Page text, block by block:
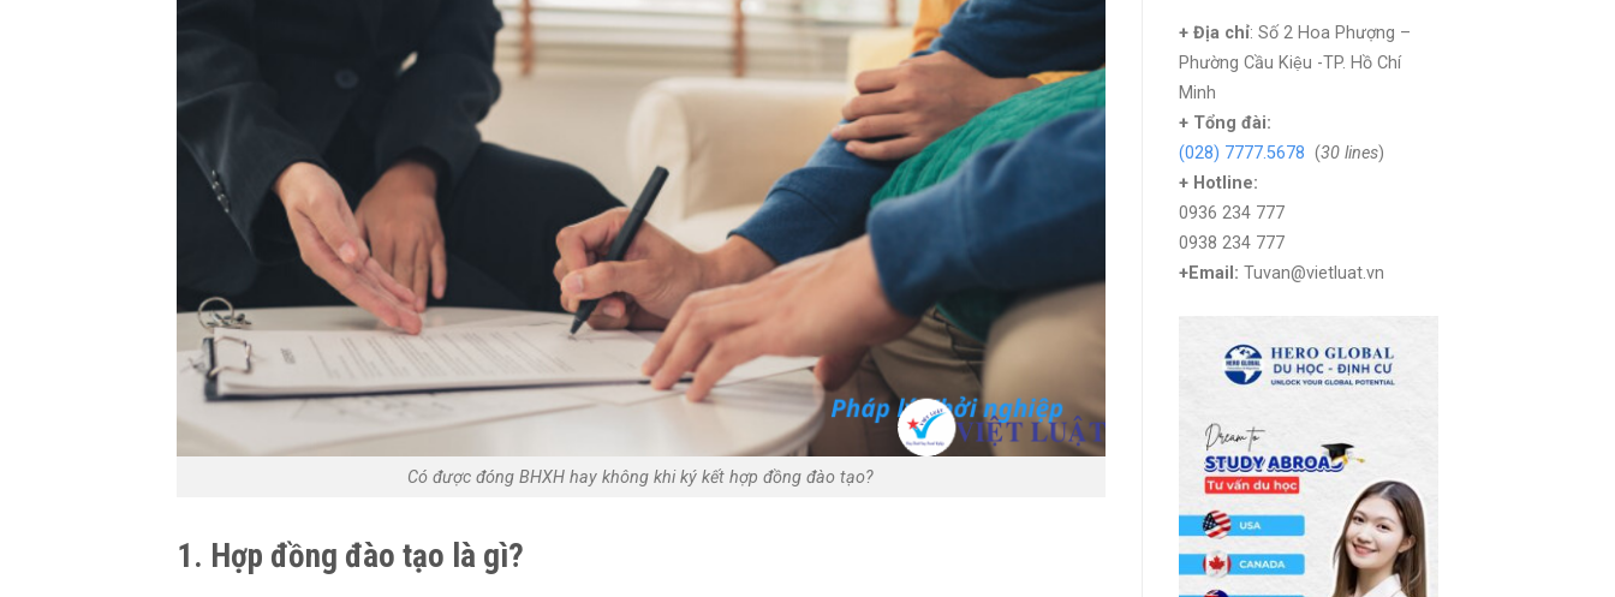
Có được đóng BHXH hay không khi ký kết hợp đồng đào tạo?
1. Hợp đồng đào tạo là gì?
+ Địa chỉ: Số 2 Hoa Phượng –
Phường Cầu Kiệu -TP. Hồ Chí
Minh
+ Tổng đài:
(028) 7777.5678 (30 lines)
+ Hotline:
0936 234 777
0938 234 777
+Email: Tuvan@vietluat.vn